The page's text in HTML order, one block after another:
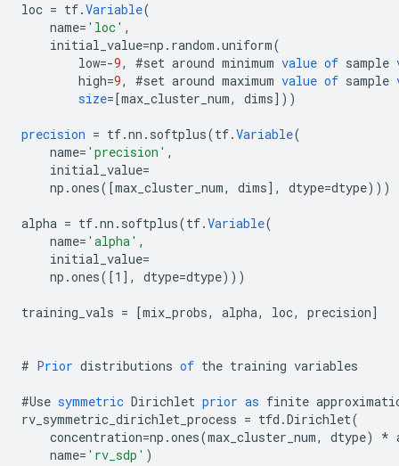
loc = tf.Variable(
name= 'loc' ,
initial_value=np . random .uniform(
low=-9, #set around minimum value of sample
high=9, #set around maximum value of sample
size=[max_cluster_num, dims] ))
precision = tf.nn . softplus(tf.Variable(
name= 'precision' ,
initial_value=
np .ones( [max_cluster_num, dims] , dtype=dtype)))
alpha = tf.nn . softplus(tf.Variable(
name= 'alpha' ,
initial_value=
np .ones( [1 ] , dtype=dtype)))
training_vals = [mix_probs, alpha, loc, precision]
# Prior distributions of the training variables
#Use symmetric Dirichlet prior as finite
rv_symmetric_dirichlet_process = tfd .Dirichlet(
concentration=np .ones(max_cluster_num, dtype) *
name= 'rv_sdp' )